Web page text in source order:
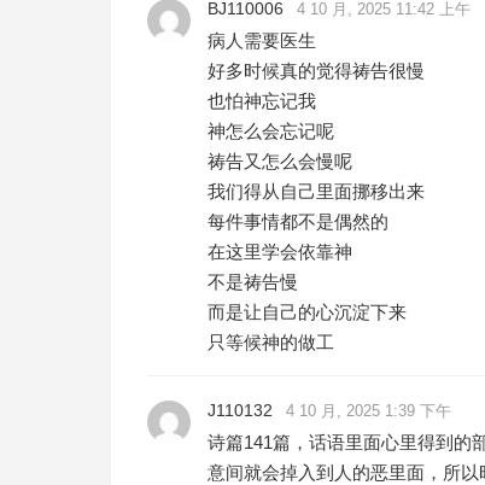
BJ110006 4 10 月, 2025 11:42 上午
病人需要医生
好多时候真的觉得祷告很慢
也怕神忘记我
神怎么会忘记呢
祷告又怎么会慢呢
我们得从自己里面挪移出来
每件事情都不是偶然的
在这里学会依靠神
不是祷告慢
而是让自己的心沉淀下来
只等候神的做工
J110132 4 10 月, 2025 1:39 下午
诗篇141篇，话语里面心里得到的
意间就会掉入到人的恶里面，所